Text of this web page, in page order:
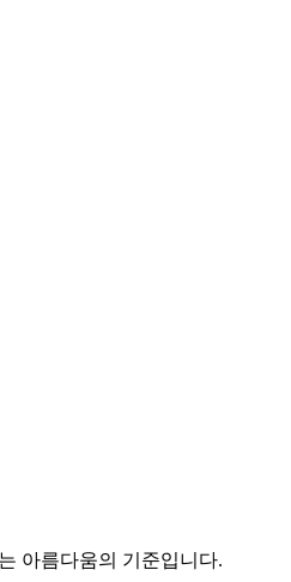
아름다움의 기준입니다.